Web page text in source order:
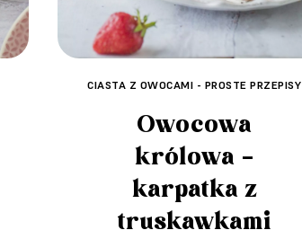
CIASTA Z OWOCAMI - PROSTE PRZEPISY
Owocowa
królowa –
karpatka z
truskawkami